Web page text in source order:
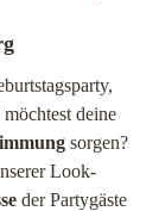
deine
sorgen?
Look-
der Partygäste